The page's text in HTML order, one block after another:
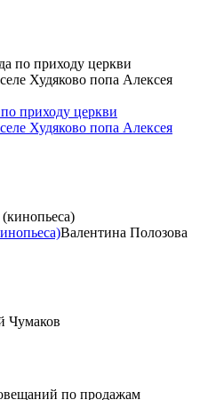
по приходу церкви
Худяково попа Алексея
Валентина Полозова
Чумаков